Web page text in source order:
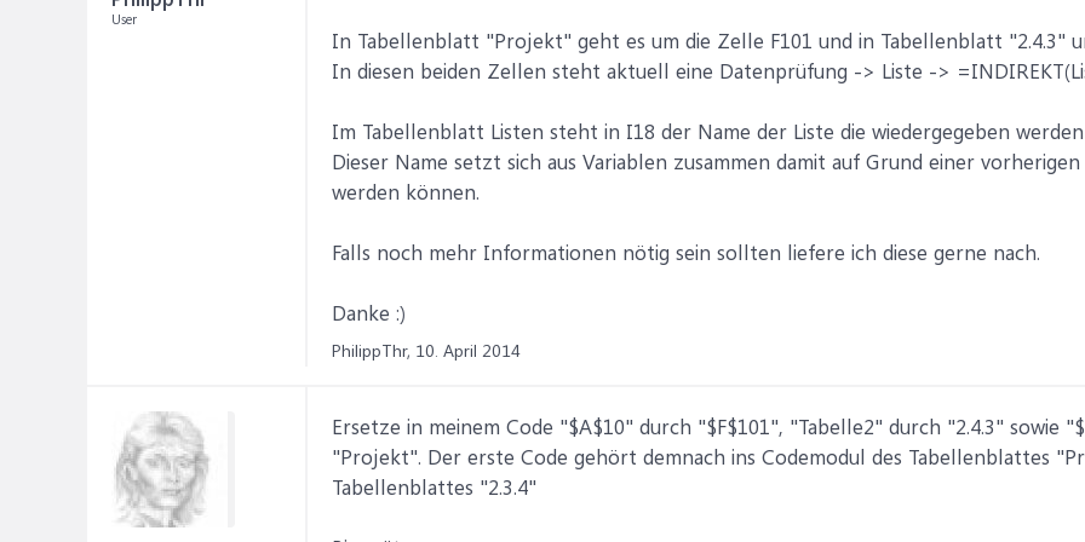
User
In Tabellenblatt "Projekt" geht es um die Zelle F101 und in Tabellenblatt "2.4.3"
In diesen beiden Zellen steht aktuell eine Datenprüfung -> Liste ->
Im Tabellenblatt Listen steht in I18 der Name der Liste die wiedergegeben
Dieser Name setzt sich aus Variablen zusammen damit auf Grund einer
werden können.
Falls noch mehr Informationen nötig sein sollten liefere ich diese gerne nach.
Danke :)
PhilippThr, 10. April 2014
Ersetze in meinem Code "$A$10" durch "$F$101", "Tabelle2" durch "2.4.3" sowie
"Projekt". Der erste Code gehört demnach ins Codemodul des Tabellenblattes
Tabellenblattes "2.3.4"